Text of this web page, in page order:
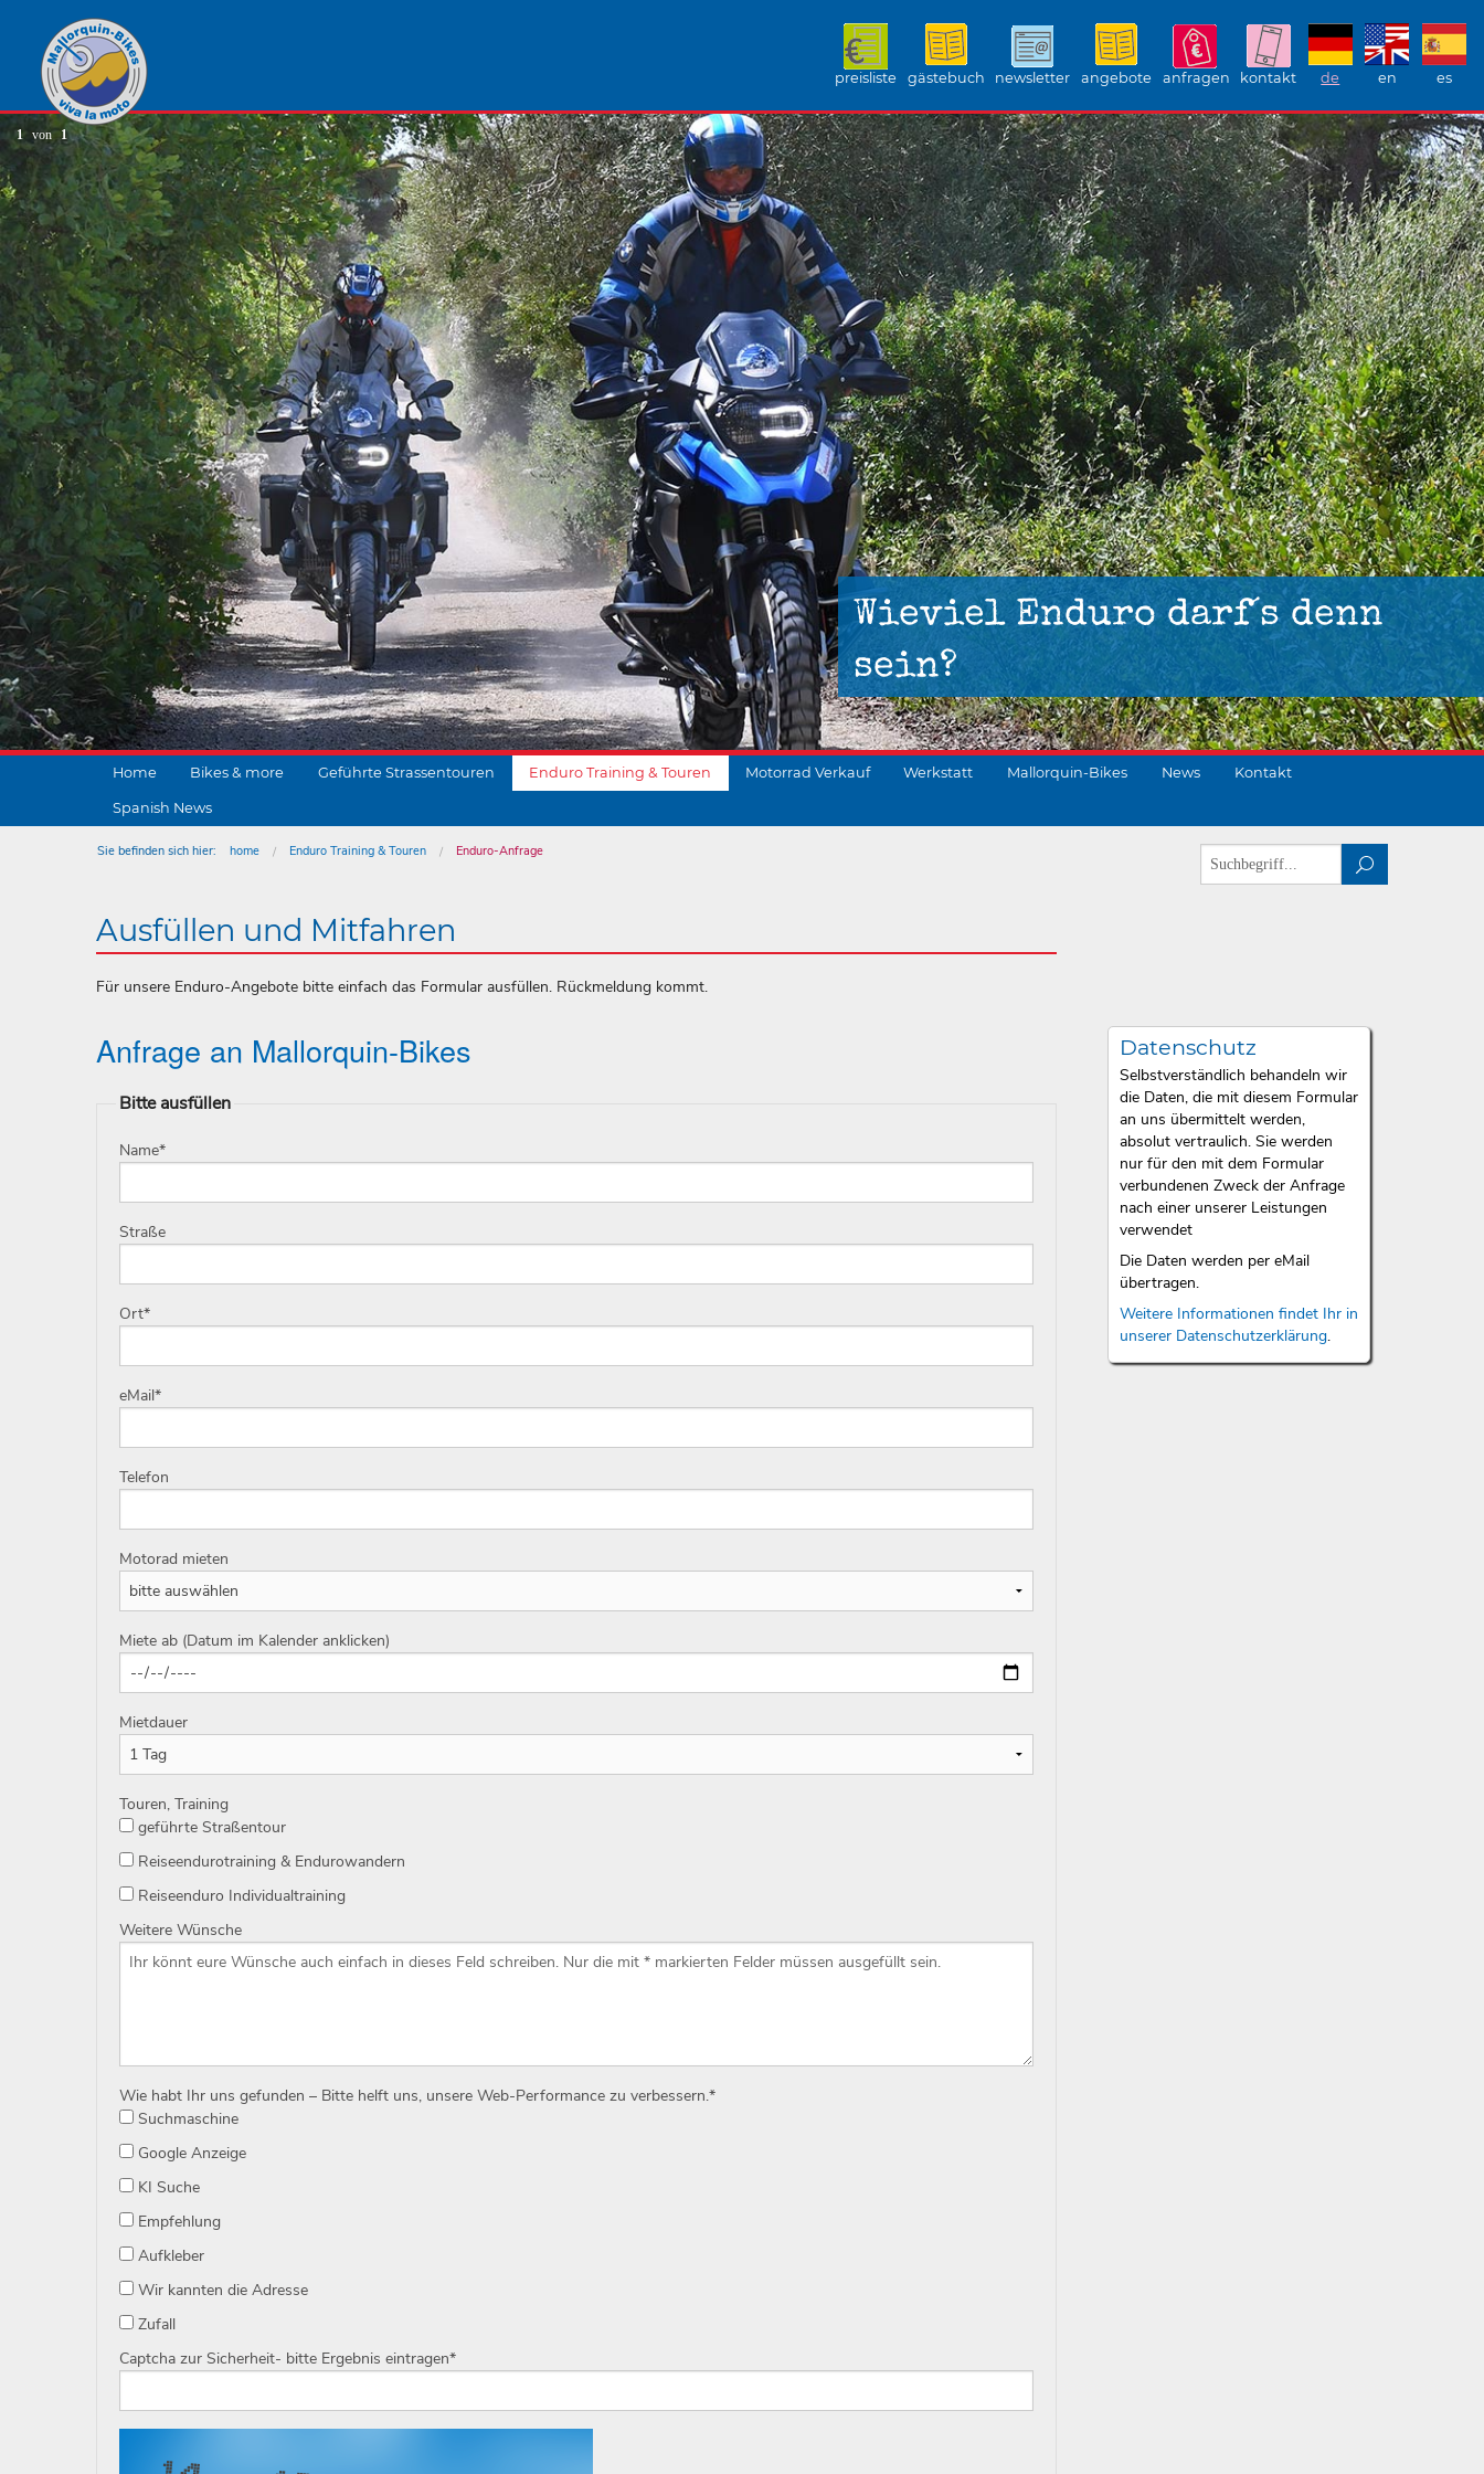
preisliste gästebuch newsletter angebote anfragen kontakt de en es
Wieviel Enduro darf´s denn
sein?
1 von 1
Home Bikes & more Geführte Strassentouren Enduro Training & Touren Motorrad Verkauf Werkstatt Mallorquin-Bikes News Kontakt
Spanish News
Sie befinden sich hier: home Enduro Training & Touren
Enduro-Anfrage
Datenschutz
Selbstverständlich behandeln wir
die Daten, die mit diesem Formular
an uns übermittelt werden,
absolut vertraulich. Sie werden
nur für den mit dem Formular
verbundenen Zweck der Anfrage
nach einer unserer Leistungen
verwendet
Die Daten werden per eMail
übertragen.
Weitere Informationen findet Ihr in
unserer Datenschutzerklärung.
Ausfüllen und Mitfahren
Für unsere Enduro-Angebote bitte einfach das Formular ausfüllen. Rückmeldung kommt.
Anfrage an Mallorquin-Bikes
Bitte ausfüllen
Name*
Straße
Ort*
eMail*
Telefon
Motorad mieten
Miete ab (Datum im Kalender anklicken)
Mietdauer
Touren, Training
geführte Straßentour
Reiseendurotraining & Endurowandern
Reiseenduro Individualtraining
Weitere Wünsche
Wie habt Ihr uns gefunden – Bitte helft uns, unsere Web-Performance zu verbessern.*
Suchmaschine
Google Anzeige
KI Suche
Empfehlung
Aufkleber
Wir kannten die Adresse
Zufall
Captcha zur Sicherheit- bitte Ergebnis eintragen*